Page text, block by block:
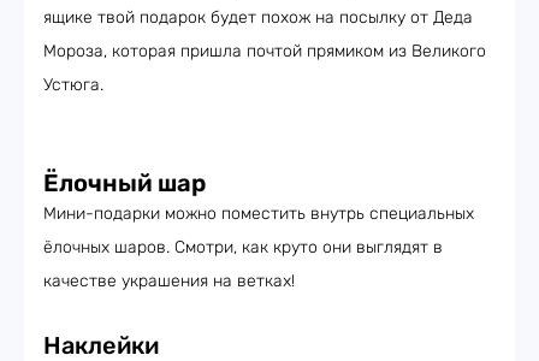
ящике твой подарок будет похож на посылку от Деда
Мороза, которая пришла почтой прямиком из Великого
Устюга.
Ёлочный шар
Мини-подарки можно поместить внутрь специальных
ёлочных шаров. Смотри, как круто они выглядят в
качестве украшения на ветках!
Наклейки